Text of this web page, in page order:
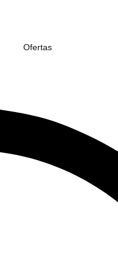
Ofertas